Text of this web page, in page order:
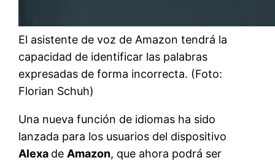
El asistente de voz de Amazon tendrá la
capacidad de identificar las palabras
expresadas de forma incorrecta. (Foto:
Florian Schuh)
Una nueva función de idiomas ha sido
lanzada para los usuarios del dispositivo
Alexa de Amazon, que ahora podrá ser